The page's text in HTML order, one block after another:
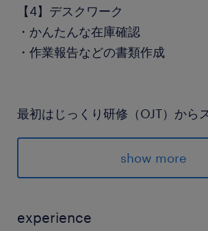
【4】デスクワーク
・かんたんな在庫確認
・作業報告などの書類作成
最初はじっくり研修（OJT）から
チームで協力して行う業務も多い
未経験からでも一歩ずつ
「専門職としての手に職」をつけ
show more
experience